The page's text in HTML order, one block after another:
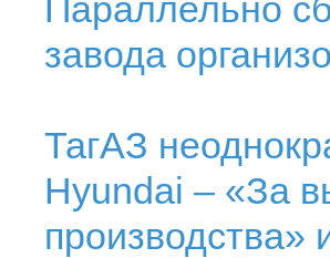
Параллельно
завода
ТагАЗ
Hyundai – «За